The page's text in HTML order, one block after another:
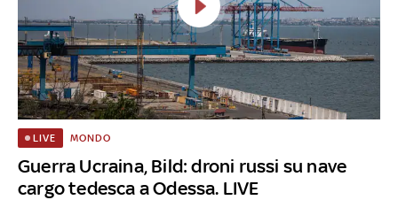
Guerra Ucraina, Bild: droni russi su nave
cargo tedesca a Odessa. LIVE
LIVE MONDO